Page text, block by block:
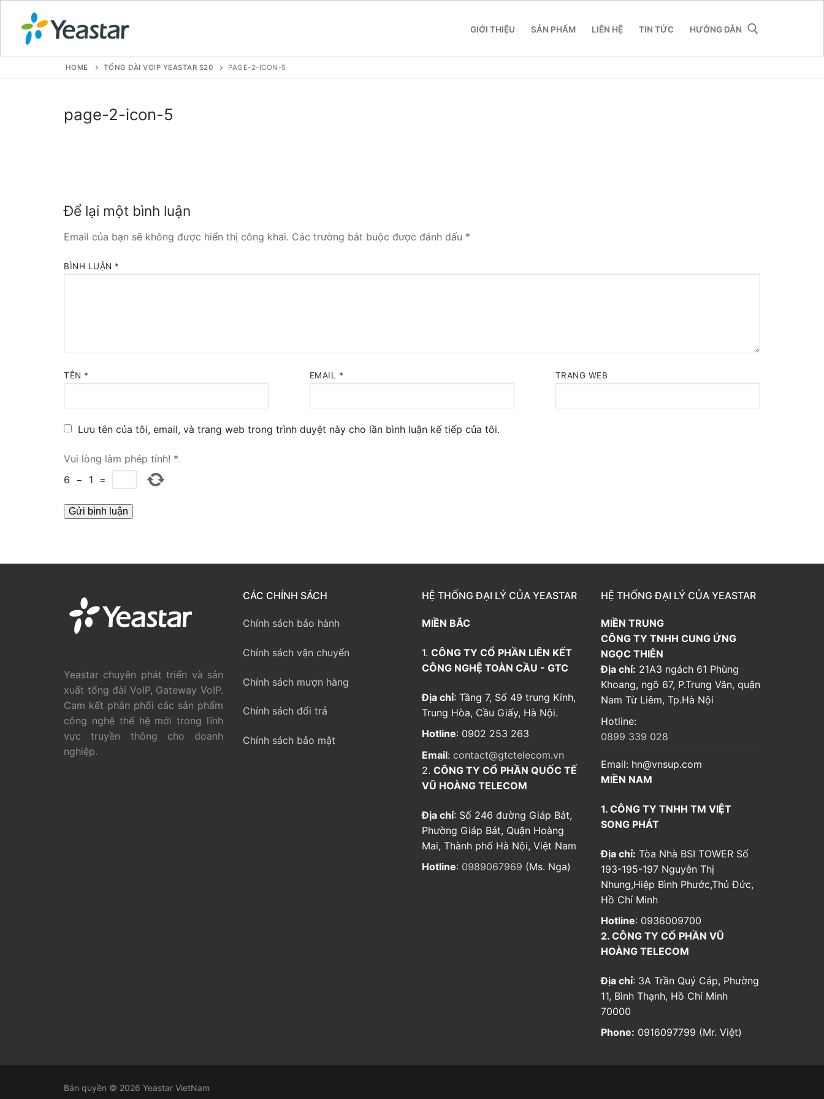
GIỚI THIỆU SẢN PHẨM LIÊN HỆ TIN TỨC HƯỚNG DẪN
Tổng đài VoIP Yeastar S50
IPPBX FOR LARGE ENTERPRISES
VOIP GATEWAY
PRI VoIP Gateway TE100
PRI VoIP Gateway TE200
BRI VoIP Gateway
TIN TỨC
HƯỚNG DẪN
HOME TỔNG ĐÀI VOIP YEASTAR S20 PAGE-2-ICON-5
page-2-icon-5
Để lại một bình luận
Email của bạn sẽ không được hiển thị công khai. Các trường bắt buộc được đánh dấu *
BÌNH LUẬN *
TÊN * EMAIL * TRANG WEB
Lưu tên của tôi, email, và trang web trong trình duyệt này cho lần bình luận kế tiếp của tôi.
Vui lòng làm phép tính! *
6 − 1 =
Yeastar chuyên phát triển và sản
xuất tổng đài VoIP, Gateway VoIP.
Cam kết phân phối các sản phẩm
công nghệ thế hệ mới trong lĩnh
vực truyền thông cho doanh
nghiệp.
CÁC CHÍNH SÁCH
Chính sách bảo hành
Chính sách vận chuyển
Chính sách mượn hàng
Chính sách đổi trả
Chính sách bảo mật
HỆ THỐNG ĐẠI LÝ CỦA YEASTAR
MIỀN BẮC
1. CÔNG TY CỔ PHẦN LIÊN KẾT
CÔNG NGHỆ TOÀN CẦU - GTC
Địa chỉ: Tầng 7, Số 49 trung Kính,
Trung Hòa, Cầu Giấy, Hà Nội.
Hotline: 0902 253 263
Email: contact@gtctelecom.vn
2. CÔNG TY CỔ PHẦN QUỐC TẾ
VŨ HOÀNG TELECOM
Địa chỉ: Số 246 đường Giáp Bát,
Phường Giáp Bát, Quận Hoàng
Mai, Thành phố Hà Nội, Việt Nam
Hotline: 0989067969 (Ms. Nga)
HỆ THỐNG ĐẠI LÝ CỦA YEASTAR
MIỀN TRUNG
CÔNG TY TNHH CUNG ỨNG
NGỌC THIÊN
Địa chỉ: 21A3 ngách 61 Phùng
Khoang, ngõ 67, P.Trung Văn, quận
Nam Từ Liêm, Tp.Hà Nội
Hotline:
0899 339 028
Email: hn@vnsup.com
MIỀN NAM
1. CÔNG TY TNHH TM VIỆT
SONG PHÁT
Địa chỉ: Tòa Nhà BSI TOWER Số
193-195-197 Nguyễn Thị
Nhung,Hiệp Bình Phước,Thủ Đức,
Hồ Chí Minh
Hotline: 0936009700
2. CÔNG TY CỔ PHẦN VŨ
HOÀNG TELECOM
Địa chỉ: 3A Trần Quý Cáp, Phường
11, Bình Thạnh, Hồ Chí Minh
70000
Phone: 0916097799 (Mr. Việt)
Bản quyền © 2026 Yeastar VietNam